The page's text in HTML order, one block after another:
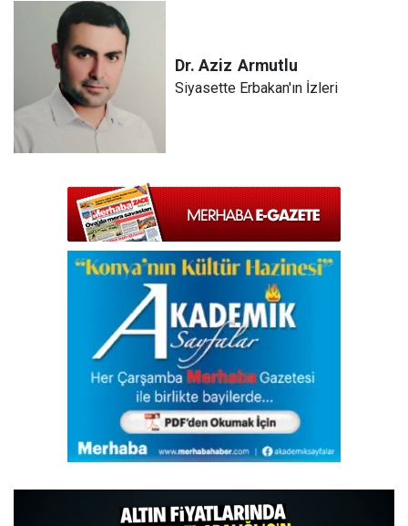
Dr. Aziz Armutlu
Siyasette Erbakan'ın İzleri